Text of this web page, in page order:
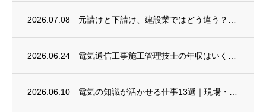
2026.07.08
2026.06.24
2026.06.10